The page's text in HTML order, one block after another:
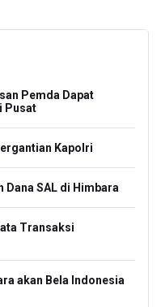
Pemda Dapat
Pusat
Kapolri
Dana SAL di Himbara
Transaksi
akan Bela Indonesia